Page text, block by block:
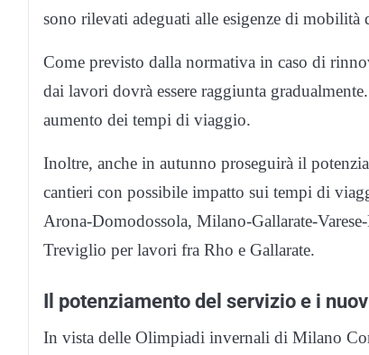
sono rilevati adeguati alle esigenze di
Come previsto dalla normativa in caso di
dai lavori dovrà essere raggiunta
aumento dei tempi di viaggio.
Inoltre, anche in autunno proseguirà il
cantieri con possibile impatto sui tempi di
Arona-Domodossola, Milano-Gallarate-
Treviglio per lavori fra Rho e Gallarate.
Il potenziamento del servizio e i
In vista delle Olimpiadi invernali di Milano